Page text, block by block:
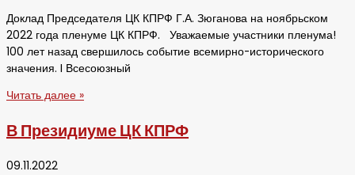
Доклад Председателя ЦК КПРФ Г.А. Зюганова на ноябрьском
2022 года пленуме ЦК КПРФ. Уважаемые участники пленума!
100 лет назад свершилось событие всемирно-исторического
значения. I Всесоюзный
Читать далее »
В Президиуме ЦК КПРФ
09.11.2022